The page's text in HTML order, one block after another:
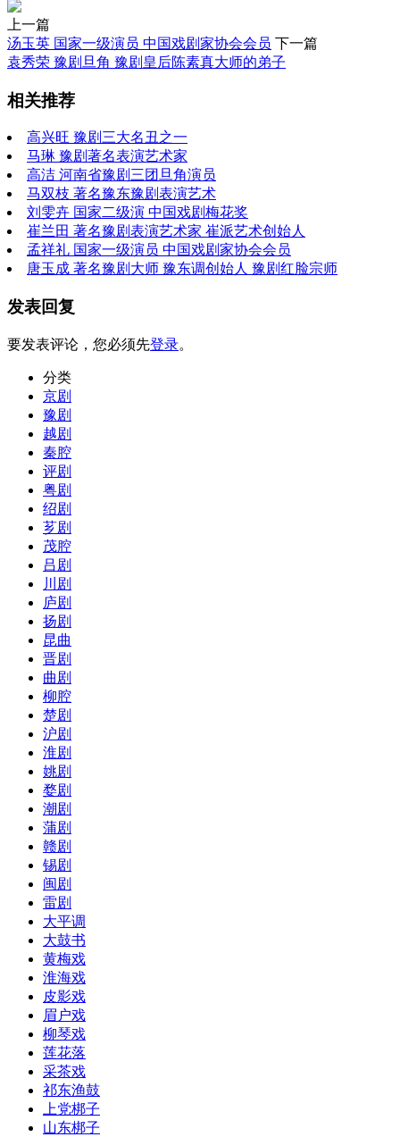
上一篇
汤玉英 国家一级演员 中国戏剧家协会会员 下一篇
袁秀荣 豫剧旦角 豫剧皇后陈素真大师的弟子
相关推荐
高兴旺 豫剧三大名丑之一
马琳 豫剧著名表演艺术家
高洁 河南省豫剧三团旦角演员
马双枝 著名豫东豫剧表演艺术
刘雯卉 国家二级演 中国戏剧梅花奖
崔兰田 著名豫剧表演艺术家 崔派艺术创始人
孟祥礼 国家一级演员 中国戏剧家协会会员
唐玉成 著名豫剧大师 豫东调创始人 豫剧红脸宗师
发表回复
要发表评论，您必须先登录。
分类
京剧
豫剧
越剧
秦腔
评剧
粤剧
绍剧
芗剧
茂腔
吕剧
川剧
庐剧
扬剧
昆曲
晋剧
曲剧
柳腔
楚剧
沪剧
淮剧
姚剧
婺剧
潮剧
蒲剧
赣剧
锡剧
闽剧
雷剧
大平调
大鼓书
黄梅戏
淮海戏
皮影戏
眉户戏
柳琴戏
莲花落
采茶戏
祁东渔鼓
上党梆子
山东梆子